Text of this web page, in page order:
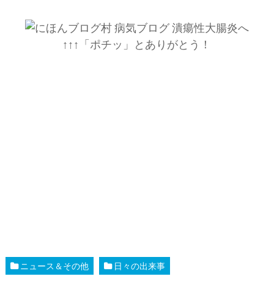
↑↑↑「ポチッ」とありがとう！
ニュース＆その他 日々の出来事